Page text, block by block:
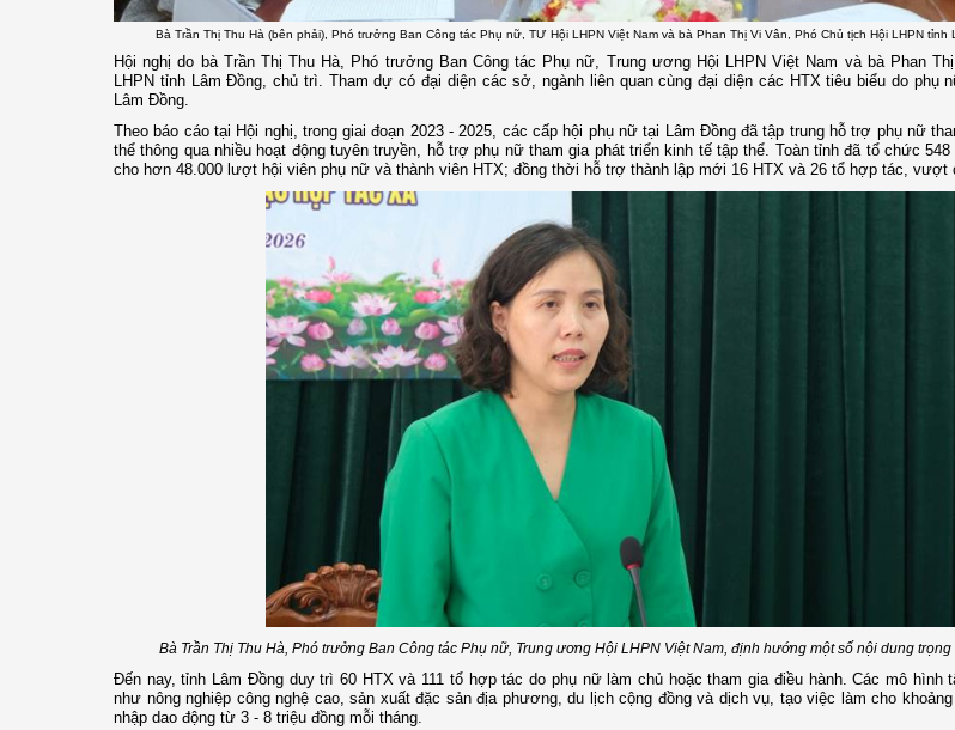
Bà Trần Thị Thu Hà (bên phải), Phó trưởng Ban Công tác Phụ nữ, TƯ Hội LHPN Việt Nam và bà Phan Thị Vi Vân, Phó Chủ tịch Hội LHPN
Hội nghị do bà Trần Thị Thu Hà, Phó trưởng Ban Công tác Phụ nữ, Trung ương Hội LHPN Việt Nam và bà Phan
LHPN tỉnh Lâm Đồng, chủ trì. Tham dự có đại diện các sở, ngành liên quan cùng đại diện các HTX tiêu biểu do phụ
Lâm Đồng.
Theo báo cáo tại Hội nghị, trong giai đoạn 2023 - 2025, các cấp hội phụ nữ tại Lâm Đồng đã tập trung hỗ trợ phụ nữ
thể thông qua nhiều hoạt động tuyên truyền, hỗ trợ phụ nữ tham gia phát triển kinh tế tập thể. Toàn tỉnh đã tổ chức
cho hơn 48.000 lượt hội viên phụ nữ và thành viên HTX; đồng thời hỗ trợ thành lập mới 16 HTX và 26 tổ hợp tác, vượt
Bà Trần Thị Thu Hà, Phó trưởng Ban Công tác Phụ nữ, Trung ương Hội LHPN Việt Nam, định hướng một số nội dung
Đến nay, tỉnh Lâm Đồng duy trì 60 HTX và 111 tổ hợp tác do phụ nữ làm chủ hoặc tham gia điều hành. Các mô hình
như nông nghiệp công nghệ cao, sản xuất đặc sản địa phương, du lịch cộng đồng và dịch vụ, tạo việc làm cho
nhập dao động từ 3 - 8 triệu đồng mỗi tháng.